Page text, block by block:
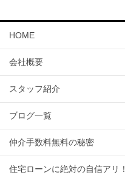
HOME
会社概要
スタッフ紹介
ブログ一覧
仲介手数料無料の秘密
住宅ローンに絶対の自信アリ！